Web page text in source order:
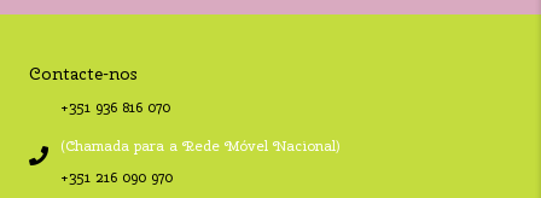
Contacte-nos
+351 936 816 070
(Chamada para a Rede Móvel Nacional)
+351 216 090 970